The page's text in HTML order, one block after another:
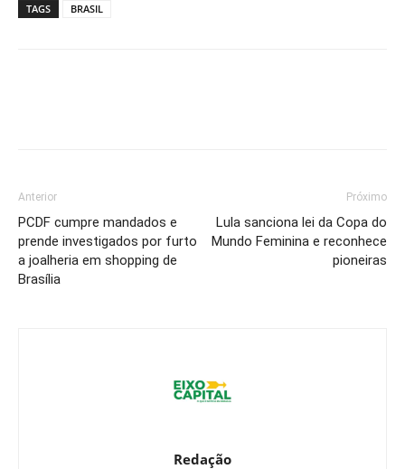
TAGS BRASIL
Anterior
PCDF cumpre mandados e
prende investigados por furto
a joalheria em shopping de
Brasília
Próximo
Lula sanciona lei da Copa do
Mundo Feminina e reconhece
pioneiras
Redação